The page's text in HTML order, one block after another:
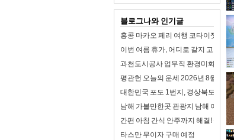
블로그나와 인기글
홍콩 마카오 페리 여행 코타이젯 터
이번 여름 휴가, 어디로 갈지 고민이
과천도시공사 업무직 환경미화 면접
평관헌 오늘의 운세 2026년 8월 7일
대한민국 포도 1번지, 경상북도!
남해 가볼만한곳 관광지 남해 여행 코
간편 아침 간식 안주까지 해결! 동원
타스만 무이자 구매 예정